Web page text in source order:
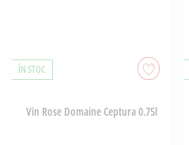
ÎN STOC
Vin Rose Domaine Ceptura 0.75l